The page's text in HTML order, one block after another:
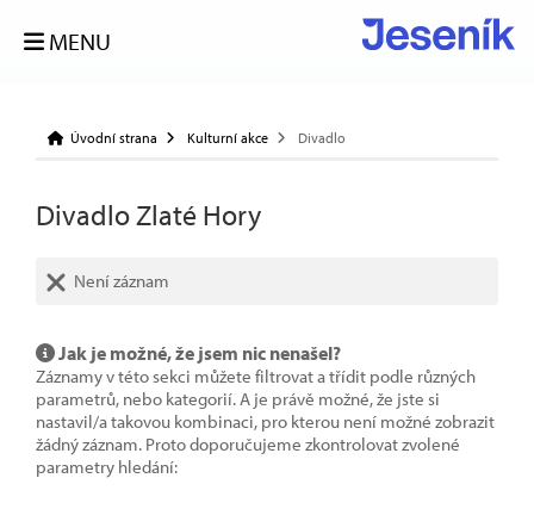
MENU
Úvodní strana Kulturní akce Divadlo
Divadlo Zlaté Hory
Není záznam
Jak je možné, že jsem nic nenašel?
Záznamy v této sekci můžete filtrovat a třídit podle různých
parametrů, nebo kategorií. A je právě možné, že jste si
nastavil/a takovou kombinaci, pro kterou není možné zobrazit
žádný záznam. Proto doporučujeme zkontrolovat zvolené
parametry hledání: